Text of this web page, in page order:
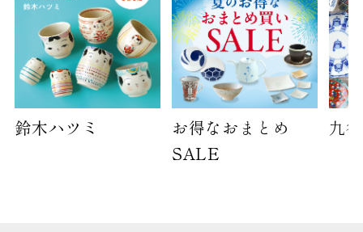
鈴木ハツミ
お得なおまとめ
SALE
九